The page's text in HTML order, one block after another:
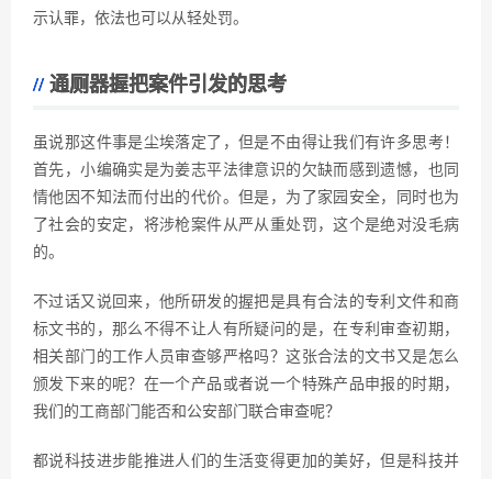
示认罪，依法也可以从轻处罚。
通厕器握把案件引发的思考
虽说那这件事是尘埃落定了，但是不由得让我们有许多思考！
首先，小编确实是为姜志平法律意识的欠缺而感到遗憾，也同
情他因不知法而付出的代价。但是，为了家园安全，同时也为
了社会的安定，将涉枪案件从严从重处罚，这个是绝对没毛病
的。
不过话又说回来，他所研发的握把是具有合法的专利文件和商
标文书的，那么不得不让人有所疑问的是，在专利审查初期，
相关部门的工作人员审查够严格吗？这张合法的文书又是怎么
颁发下来的呢？在一个产品或者说一个特殊产品申报的时期，
我们的工商部门能否和公安部门联合审查呢？
都说科技进步能推进人们的生活变得更加的美好，但是科技并